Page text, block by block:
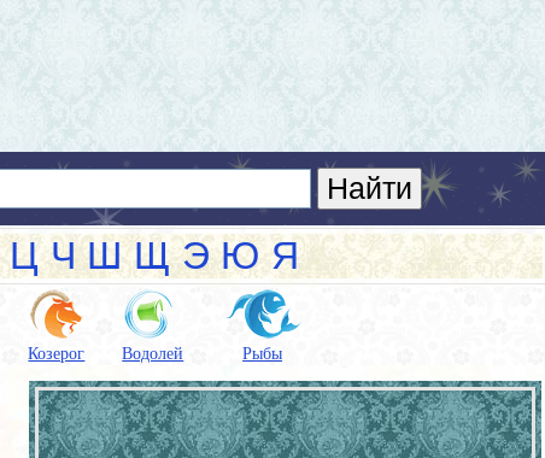
Ц Ч Ш Щ Э Ю Я
Козерог Водолей Рыбы